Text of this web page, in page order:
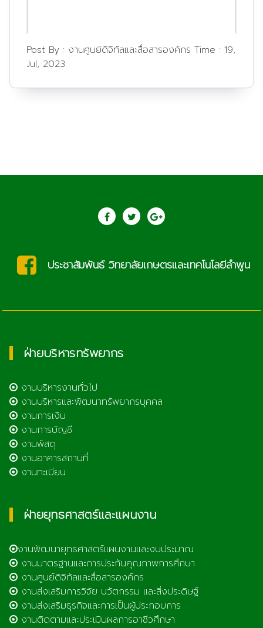
Post By : งานศูนย์ดิจิทัลและสื่อสารองค์กร Time : 19,
Jul, 2023
ประชาสัมพันธ์ วิทยาลัยเกษตรและเทคโนโลยีลำพูน
ฝ่ายบริหารทรัพยากร
งานบริหารงานทั่วไป
งานบริหารและพัฒนาทรัพยากรบุคคล
งานการเงิน
งานการบัญชี
งานพัสดุ
งานอาคารสถานที่
งานทะเบียน
ฝ่ายยุทธศาสตร์และแผนงาน
งานพัฒนายุทธศาสตร์แผนงานและงบประมาณ
งานมาตรฐานและการประกันคุณภาพการศึกษา
งานศูนย์ดิจิทัลและสื่อสารองค์กร
งานส่งเสริมการวิจัย นวัตกรรม และสิ่งประดิษฐ์
งานส่งเสริมธุรกิจและการเป็นผู้ประกอบการ
งานติดตามและประเมินผลการอาชีวศึกษา